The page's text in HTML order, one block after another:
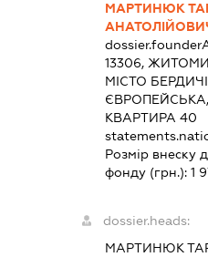
МАРТИНЮК
13306,
МІСТО
КВАРТИРА 40
Розмір внеску
фонду (грн.):1
dossier.heads:
МАРТИНЮК